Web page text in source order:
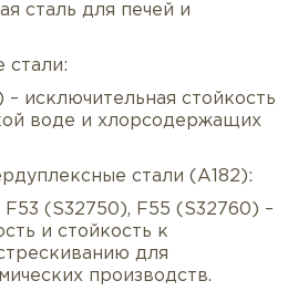
сталь для печей и
стали:
– исключительная стойкость
воде и хлорсодержащих
стали (A182):
F53 (S32750), F55 (S32760) –
и стойкость к
для
производств.